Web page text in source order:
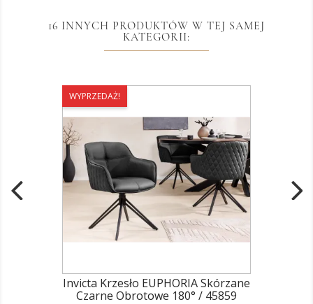
16 INNYCH PRODUKTÓW W TEJ SAMEJ
KATEGORII:
WYPRZEDAŻ!
Invicta Krzesło EUPHORIA Skórzane
Czarne Obrotowe 180° / 45859